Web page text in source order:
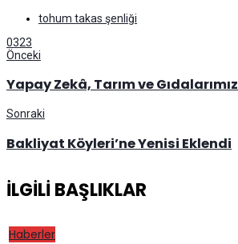
tohum takas şenliği
0323
Önceki
Yapay Zekâ, Tarım ve Gıdalarımız
Sonraki
Bakliyat Köyleri’ne Yenisi Eklendi
İLGILI BAŞLIKLAR
Haberler